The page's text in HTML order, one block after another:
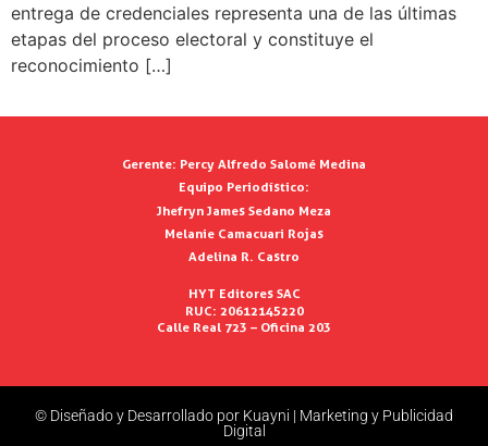
entrega de credenciales representa una de las últimas
etapas del proceso electoral y constituye el
reconocimiento […]
Gerente: Percy Alfredo Salomé Medina
Equipo Periodístico:
Jhefryn James Sedano Meza
Melanie Camacuari Rojas
Adelina R. Castro
HYT Editores SAC
RUC: 20612145220
Calle Real 723 – Oficina 203
© Diseñado y Desarrollado por Kuayni | Marketing y Publicidad
Digital